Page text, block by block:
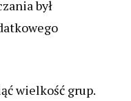
był
wielkość grup.